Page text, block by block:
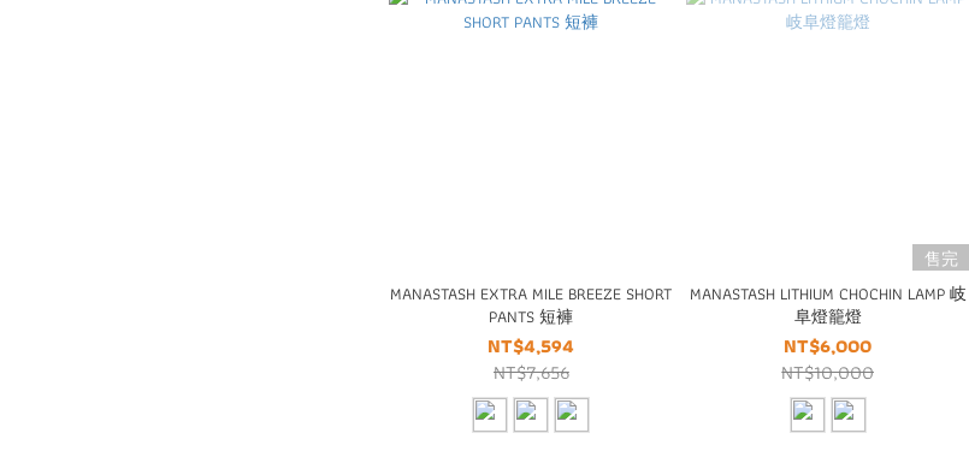
MANASTASH EXTRA MILE BREEZE SHORT
PANTS 短褲
NT$4,594
NT$7,656
售完
MANASTASH LITHIUM CHOCHIN LAMP 岐
阜燈籠燈
NT$6,000
NT$10,000